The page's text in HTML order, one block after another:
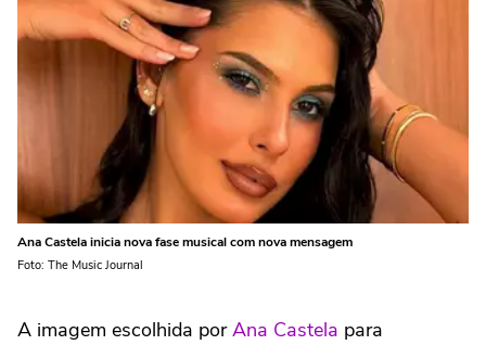
Ana Castela inicia nova fase musical com nova mensagem
Foto: The Music Journal
A imagem escolhida porAna Castela para